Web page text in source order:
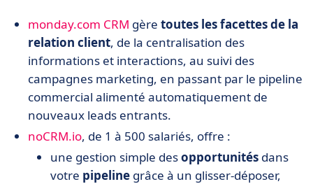
monday.com CRM gère toutes les facettes de la
relation client, de la centralisation des
informations et interactions, au suivi des
campagnes marketing, en passant par le pipeline
commercial alimenté automatiquement de
nouveaux leads entrants.
noCRM.io, de 1 à 500 salariés, offre :
une gestion simple desopportunités dans
votre pipeline grâce à un glisser-déposer,